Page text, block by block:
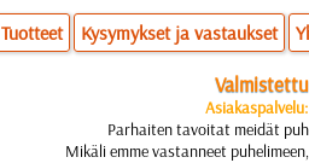
Tuotteet Kysymykset ja vastaukset
Parhaiten tavoitat meidät
Mikäli emme vastanneet